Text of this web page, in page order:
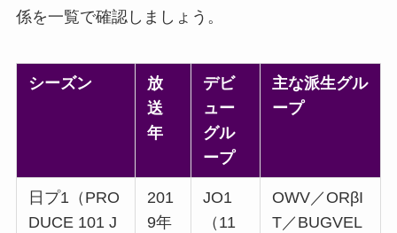
係を一覧で確認しましょう。
シーズン
放
送
年
デビ
ュー
グル
ープ
主な派生グル
ープ
日プ1（PRO
DUCE 101 J
201
9年
JO1
（11
OWV／ORβI
T／BUGVEL